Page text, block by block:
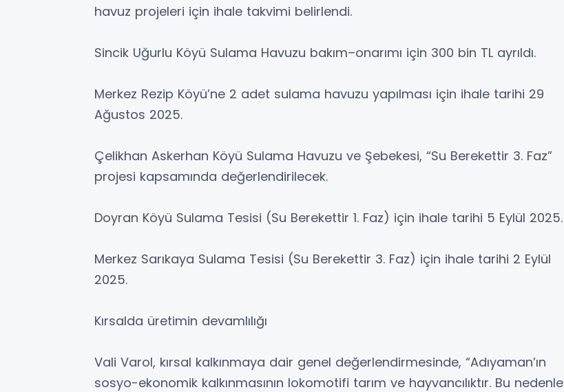
havuz projeleri için ihale takvimi belirlendi.
Sincik Uğurlu Köyü Sulama Havuzu bakım–onarımı için 300 bin TL ayrıldı.
Merkez Rezip Köyü’ne 2 adet sulama havuzu yapılması için ihale tarihi 29
Ağustos 2025.
Çelikhan Askerhan Köyü Sulama Havuzu ve Şebekesi, “Su Berekettir 3. Faz”
projesi kapsamında değerlendirilecek.
Doyran Köyü Sulama Tesisi (Su Berekettir 1. Faz) için ihale tarihi 5 Eylül 2025.
Merkez Sarıkaya Sulama Tesisi (Su Berekettir 3. Faz) için ihale tarihi 2 Eylül
2025.
Kırsalda üretimin devamlılığı
Vali Varol, kırsal kalkınmaya dair genel değerlendirmesinde, “Adıyaman’ın
sosyo-ekonomik kalkınmasının lokomotifi tarım ve hayvancılıktır. Bu nedenle